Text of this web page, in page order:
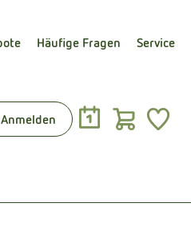
Häufige Fragen Service
Anmelden